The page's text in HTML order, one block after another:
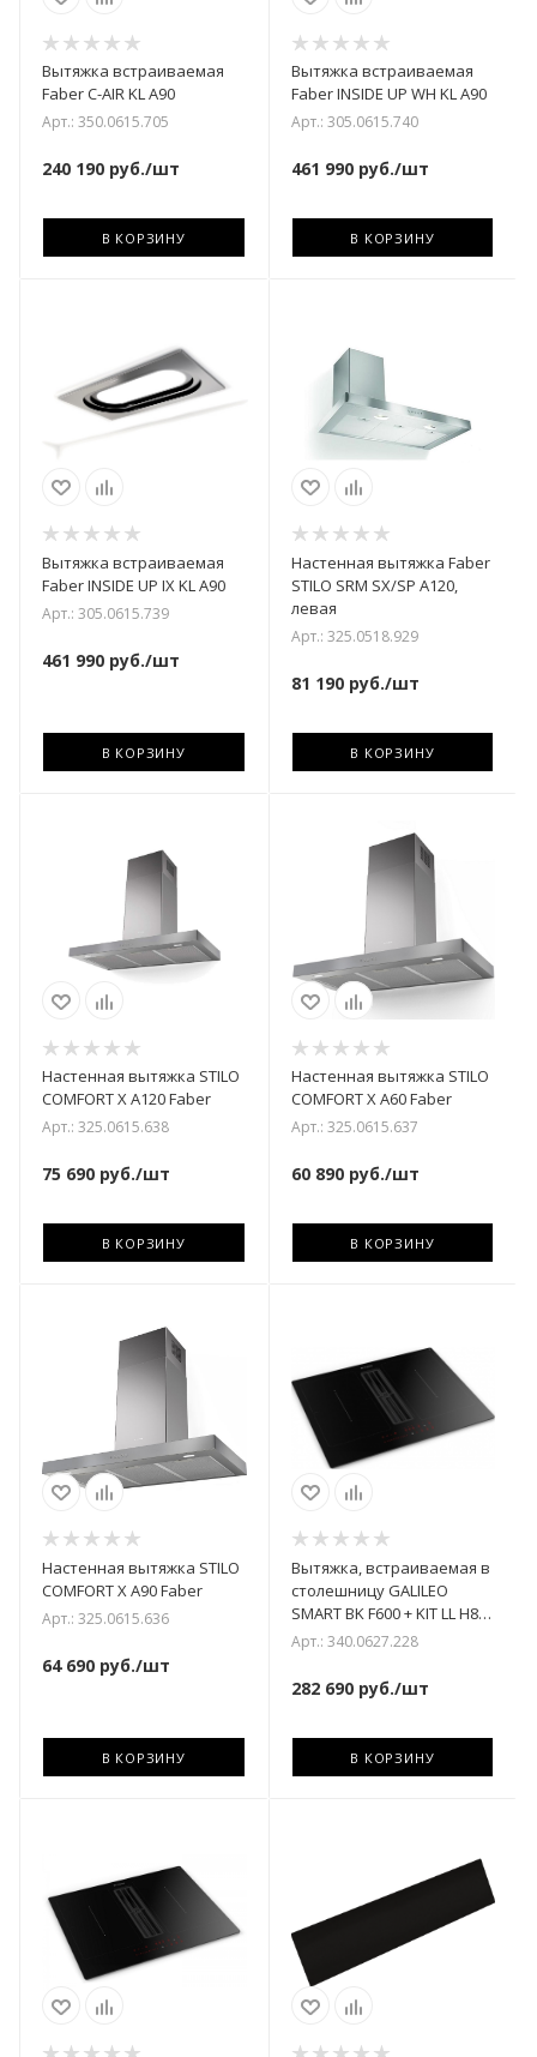
Вытяжка встраиваемая
Faber C-AIR KL A90
Арт.: 350.0615.705
240 190 руб./шт
В КОРЗИНУ
Вытяжка встраиваемая
Faber INSIDE UP WH KL A90
Арт.: 305.0615.740
461 990руб./шт
В КОРЗИНУ
Вытяжка встраиваемая
Faber INSIDE UP IX KL A90
Арт.: 305.0615.739
461 990 руб./шт
В КОРЗИНУ
Настенная вытяжка Faber
STILO SRM SX/SP A120,
левая
Арт.: 325.0518.929
81 190руб./шт
В КОРЗИНУ
Настенная вытяжка STILO
COMFORT X A120 Faber
Арт.: 325.0615.638
75 690 руб./шт
В КОРЗИНУ
Настенная вытяжка STILO
COMFORT X A60 Faber
Арт.: 325.0615.637
60 890руб./шт
В КОРЗИНУ
Настенная вытяжка STILO
COMFORT X A90 Faber
Арт.: 325.0615.636
64 690 руб./шт
В КОРЗИНУ
Вытяжка, встраиваемая в
столешницу GALILEO
SMART BK F600 + KIT LL H80
Faber
Арт.: 340.0627.228
282 690руб./шт
В КОРЗИНУ